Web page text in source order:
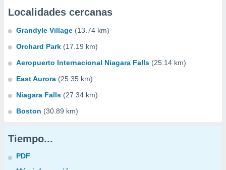
Localidades cercanas
Grandyle Village (13.74 km)
Orchard Park (17.19 km)
Aeropuerto Internacional Niagara Falls (25.14 km)
East Aurora (25.35 km)
Niagara Falls (27.34 km)
Boston (30.89 km)
Tiempo...
PDF